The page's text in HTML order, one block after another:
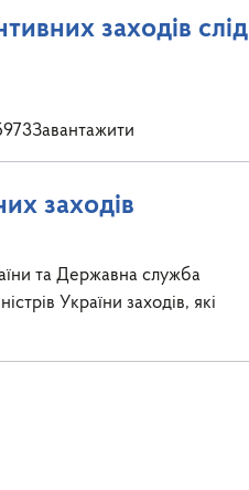
заходів слід
заходів
та Державна служба
України заходів, які